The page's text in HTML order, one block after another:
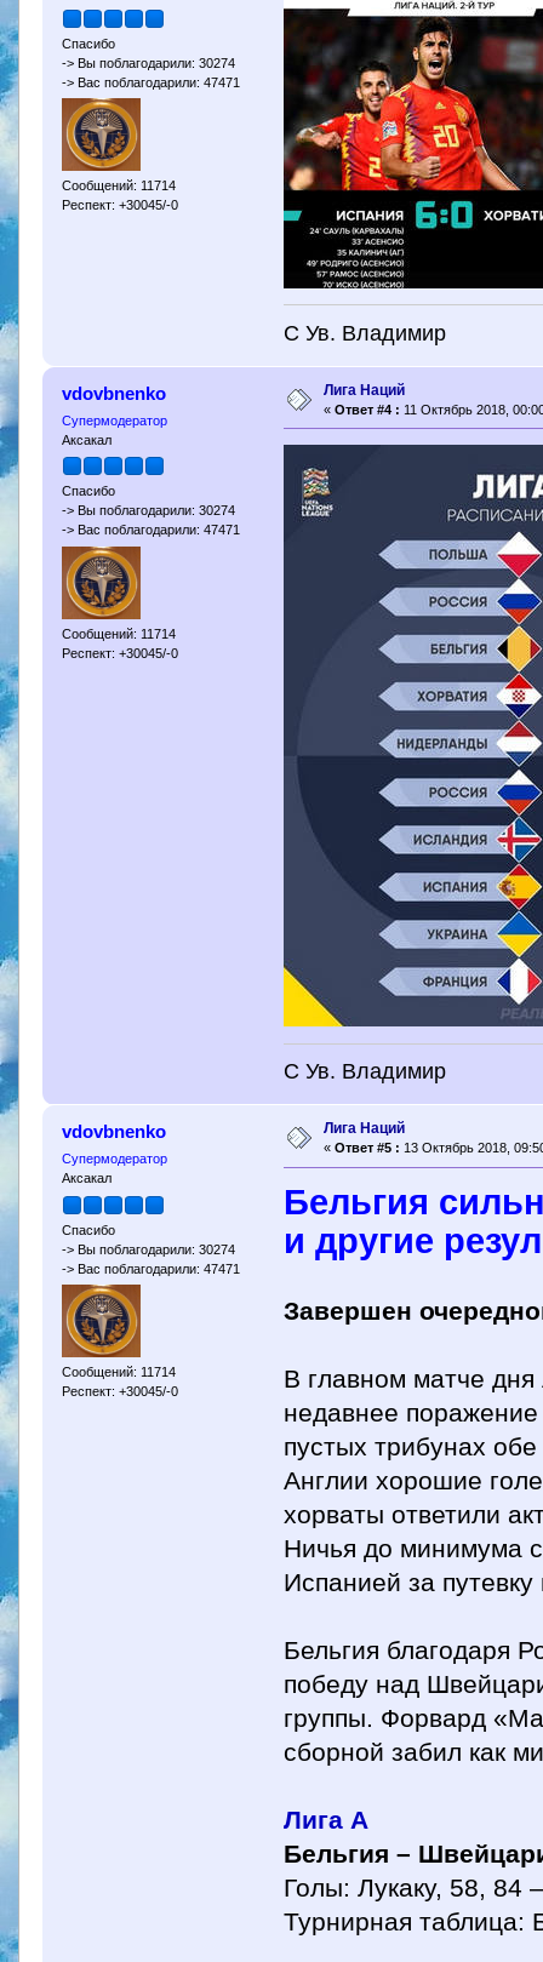
Спасибо
-> Вы поблагодарили: 30274
-> Вас поблагодарили: 47471
Сообщений: 11714
Респект: +30045/-0
С Ув. Владимир
vdovbnenko
Супермодератор
Аксакал
Спасибо
-> Вы поблагодарили: 30274
-> Вас поблагодарили: 47471
Сообщений: 11714
Респект: +30045/-0
Лига Наций
« Ответ #4 : 11 Октябрь 2018,
С Ув. Владимир
vdovbnenko
Супермодератор
Аксакал
Спасибо
-> Вы поблагодарили: 30274
-> Вас поблагодарили: 47471
Сообщений: 11714
Респект: +30045/-0
Лига Наций
« Ответ #5 : 13 Октябрь 2018,
Бельгия
и другие
Завершен
В главном матче дня
недавнее
пустых трибунах
Англии хорошие
хорваты ответили
Ничья до минимума
Испанией за
Бельгия благодаря
победу над
группы. Форвард
сборной забил как
Лига А
Бельгия –
Голы: Лукаку, 58, 84
Турнирная таблица: